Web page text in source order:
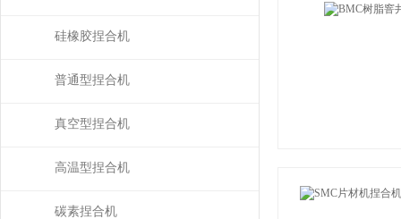
硅橡胶捏合机
普通型捏合机
真空型捏合机
高温型捏合机
碳素捏合机